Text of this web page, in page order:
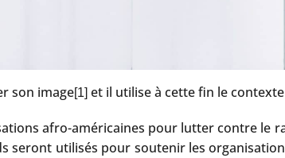
son image[1] et il utilise à cette fin le
afro-américaines pour lutter contre le
utilisés pour soutenir les